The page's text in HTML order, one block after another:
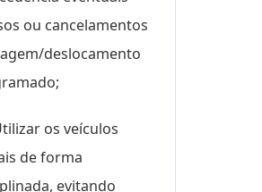
ou cancelamentos
deslocamento
os veículos
de forma
evitando